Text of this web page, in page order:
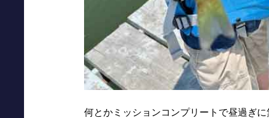
何とかミッションコンプリートで昼過ぎ